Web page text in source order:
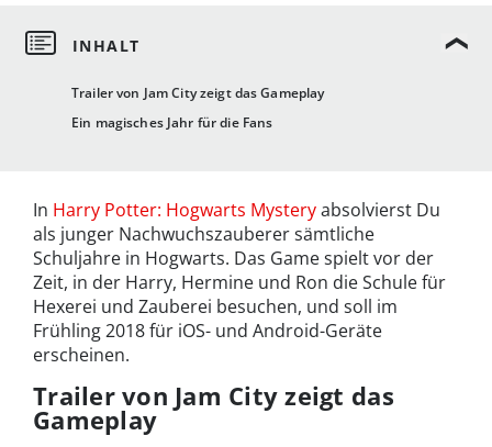
Trailer von Jam City zeigt das Gameplay
Ein magisches Jahr für die Fans
In Harry Potter: Hogwarts Mysteryabsolvierst Du
als junger Nachwuchszauberer sämtliche
Schuljahre in Hogwarts. Das Game spielt vor der
Zeit, in der Harry, Hermine und Ron die Schule für
Hexerei und Zauberei besuchen, und soll im
Frühling 2018 für iOS- und Android-Geräte
erscheinen.
Trailer von Jam City zeigt das
Gameplay